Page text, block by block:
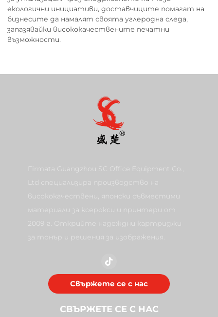
екологични инициативи, доставчиците помагат на
бизнесите да намалят своята углеродна следа,
запазявайки висококачествените печатни
възможности.
Firmata Guangzhou SC Office Equipment Co.,
Ltd специализира производство на
висококачествени, японски съвместими
материали за ксерокси и принтери от
2009 г. Открийте надеждни картриджи
за тонър и решения за изображения.
Свържете се с нас
СВЪРЖЕТЕ СЕ С НАС